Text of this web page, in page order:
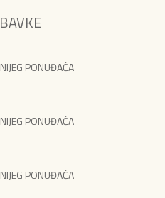
PONUĐAČA
PONUĐAČA
PONUĐAČA